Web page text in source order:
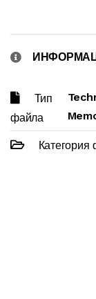
Тип
файла
Категория